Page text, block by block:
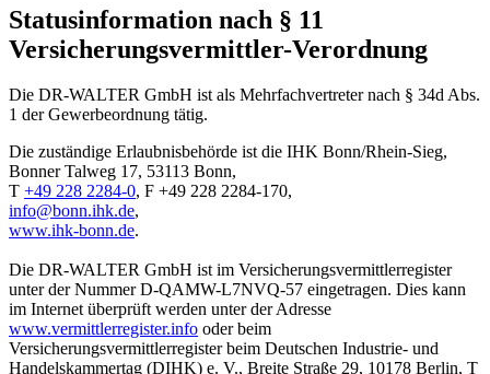
Statusinformation nach § 11
Versicherungsvermittler-Verordnung
Die DR-WALTER GmbH ist als Mehrfachvertreter nach § 34d Abs.
1 der Gewerbeordnung tätig.
Die zuständige Erlaubnisbehörde ist die IHK Bonn/Rhein-Sieg,
Bonner Talweg 17, 53113 Bonn,
T +49 228 2284-0, F +49 228 2284-170,
info@bonn.ihk.de,
www.ihk-bonn.de.
Die DR-WALTER GmbH ist im Versicherungsvermittlerregister
unter der Nummer D-QAMW-L7NVQ-57 eingetragen. Dies kann
im Internet überprüft werden unter der Adresse
www.vermittlerregister.info oder beim
Versicherungsvermittlerregister beim Deutschen Industrie- und
Handelskammertag (DIHK) e. V., Breite Straße 29, 10178 Berlin, T